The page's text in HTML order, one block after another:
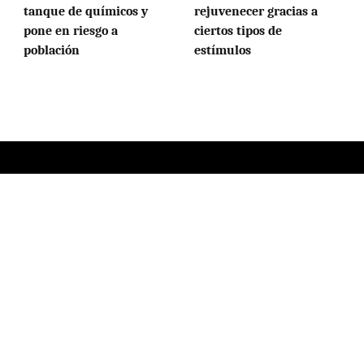
tanque de químicos y
pone en riesgo a
población
rejuvenecer gracias a
ciertos tipos de
estímulos